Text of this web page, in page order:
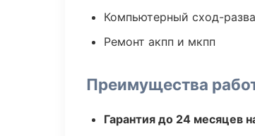
Компьютерный сход-
Ремонт акпп и мкпп
Преимущества
Гарантия до 24 месяцев